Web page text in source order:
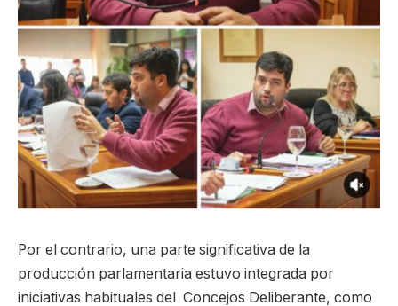
Por el contrario, una parte significativa de la
producción parlamentaria estuvo integrada por
iniciativas habituales del Concejos Deliberante, como